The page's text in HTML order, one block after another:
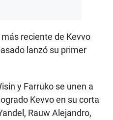
reciente de Kevvo
lanzó su primer
y Farruko se unen a
Kevvo en su corta
Rauw Alejandro,